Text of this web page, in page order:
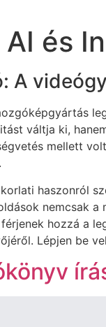
AI és
A
váltja ki,
mellett
haszonról
nemcsak
hozzá a
Lépjen be